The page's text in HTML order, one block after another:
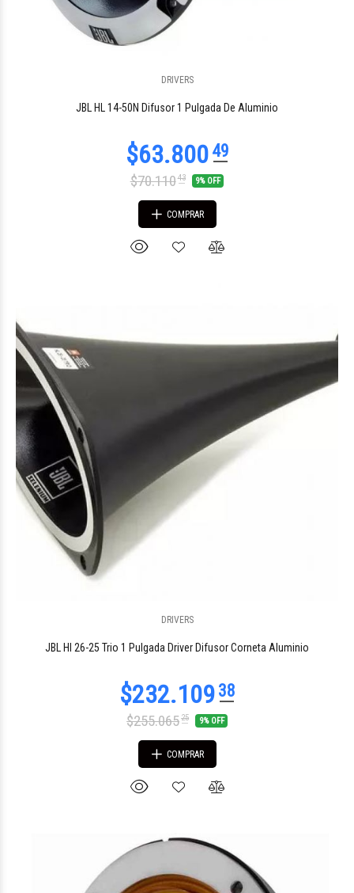
DRIVERS
JBL HL 14-50N Difusor 1 Pulgada De Aluminio
$70.11043 9% OFF
COMPRAR
DRIVERS
JBL Hl 26-25 Trio 1 Pulgada Driver Difusor Corneta Aluminio
$255.06525 9% OFF
COMPRAR
$98.832